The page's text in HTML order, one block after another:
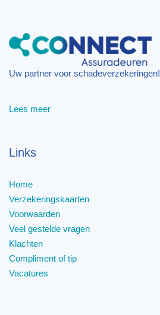
Uw partner voor schadeverzekeringen!
Lees meer
Links
Home
Verzekeringskaarten
Voorwaarden
Veel gestelde vragen
Klachten
Compliment of tip
Vacatures